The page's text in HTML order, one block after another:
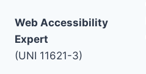
Web Accessibility
Expert
(UNI 11621-3)